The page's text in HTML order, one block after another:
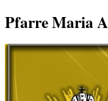
Pfarre Maria